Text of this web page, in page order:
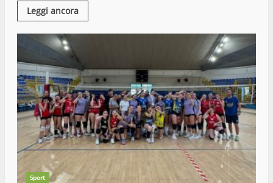
Leggi ancora
Sport